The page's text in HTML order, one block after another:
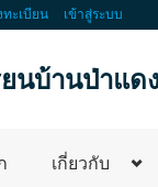
ทะเบียน เข้าสู่ระบบ
ยนบ้านป่าแ
เกี่ยวกับ